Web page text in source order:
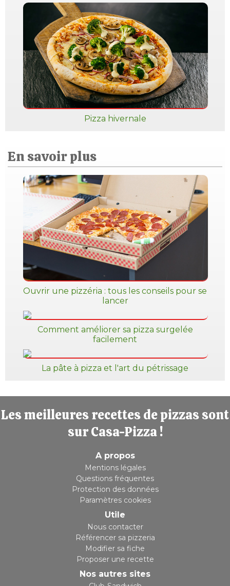
Pizza hivernale
En savoir plus
Ouvrir une pizzéria : tous les conseils pour se
lancer
Comment améliorer sa pizza surgelée
facilement
La pâte à pizza et l'art du pétrissage
Les meilleures recettes de pizzas sont
sur Casa-Pizza !
A propos
Mentions légales
Questions fréquentes
Protection des données
Paramètres cookies
Utile
Nous contacter
Référencer sa pizzeria
Modifier sa fiche
Proposer une recette
Nos autres sites